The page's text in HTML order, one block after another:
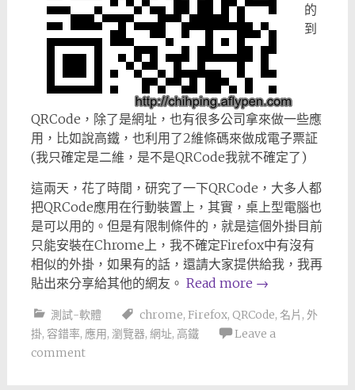
的
到
QRCode，除了是網址，也有很多公司拿來做一些應
用，比如說高鐵，也利用了2維條碼來做成電子票証
(我只確定是二維，是不是QRCode我就不確定了)
這兩天，花了時間，研究了一下QRCode，大多人都
把QRCode應用在行動裝置上，其實，桌上型電腦也
是可以用的。但是有限制條件的，就是這個外掛目前
只能安裝在Chrome上，我不確定Firefox中有沒有
相似的外掛，如果有的話，還請大家提供給我，我再
貼出來分享給其他的網友。 Read more →
測試-軟體 chrome, Firefox, QRCode, 名片 , 外
掛, 容錯率, 應用, 瀏覽器, 網址, 高鐵
Leave a
comment